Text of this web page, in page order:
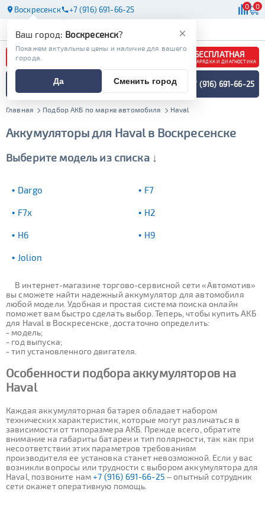
Воскресенск +7 (916) 691-66-25 0 0
АКБ
БЕСПЛАТНАЯ
ЗАРЯДКА И ДИАГНОСТИКА
ПОДБОР АККУМУЛЯТОРА
СПЕЦИАЛИСТОМ +7 (916) 691-66-25
Главная Подбор АКБ по марке автомобиля Haval
Аккумуляторы для Haval в Воскресенске
Выберите модель из списка ↓
Dargo F7
F7x H2
H6 H9
Jolion
В интернет-магазине торгово-сервисной сети «Автомотив»
вы сможете найти надежный аккумулятор для автомобиля
любой модели. Удобная и простая система поиска онлайн
поможет вам быстро сделать выбор. Теперь, чтобы купить АКБ
для Haval в Воскресенске, достаточно определить:
- модель;
- год выпуска;
- тип установленного двигателя.
Особенности подбора аккумуляторов на
Haval
Каждая аккумуляторная батарея обладает набором
технических характеристик, которые могут различаться в
зависимости от типоразмера АКБ. Прежде всего, обратите
внимание на габариты батареи и тип полярности, так как при
несоответствии этих параметров требованиям
производителя ее установка станет невозможной. Если у вас
возникли вопросы или трудности с выбором аккумулятора для
Haval, позвоните нам+7 (916) 691-66-25 – опытный сотрудник
сети окажет оперативную помощь.
×
Ваш город: Воскресенск?
Покажем актуальные цены и наличие для вашего
города.
Да Сменить город